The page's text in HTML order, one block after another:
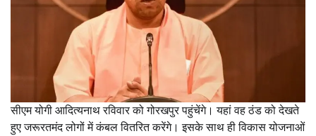
सीएम योगी आदित्यनाथ रविवार को गोरखपुर पहुंचेंगे। यहां वह ठंड को देखते
हुए जरूरतमंद लोगों में कंबल वितरित करेंगे। इसके साथ ही विकास योजनाओं